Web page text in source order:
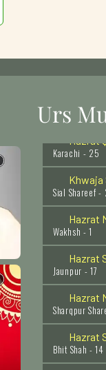
UrsMalkani Sharif
Karachi - 25
Khwaja
Sial Shareef
Hazrat
Wakhsh - 1
Hazrat
Jaunpur - 17
Hazrat
Sharqpur
Hazrat
Bhit Shah - 14
Hazrat